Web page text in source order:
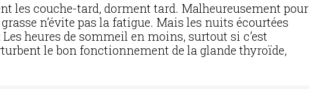
les couche-tard, dorment tard. Malheureusement pour
n’évite pas la fatigue. Mais les nuits écourtées
Les heures de sommeil en moins, surtout si c’est
le bon fonctionnement de la glande thyroïde,